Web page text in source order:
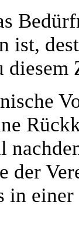
ist,
diesem
der
in